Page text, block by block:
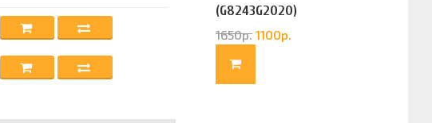
(G8243G2020)
1650р. 1100р.